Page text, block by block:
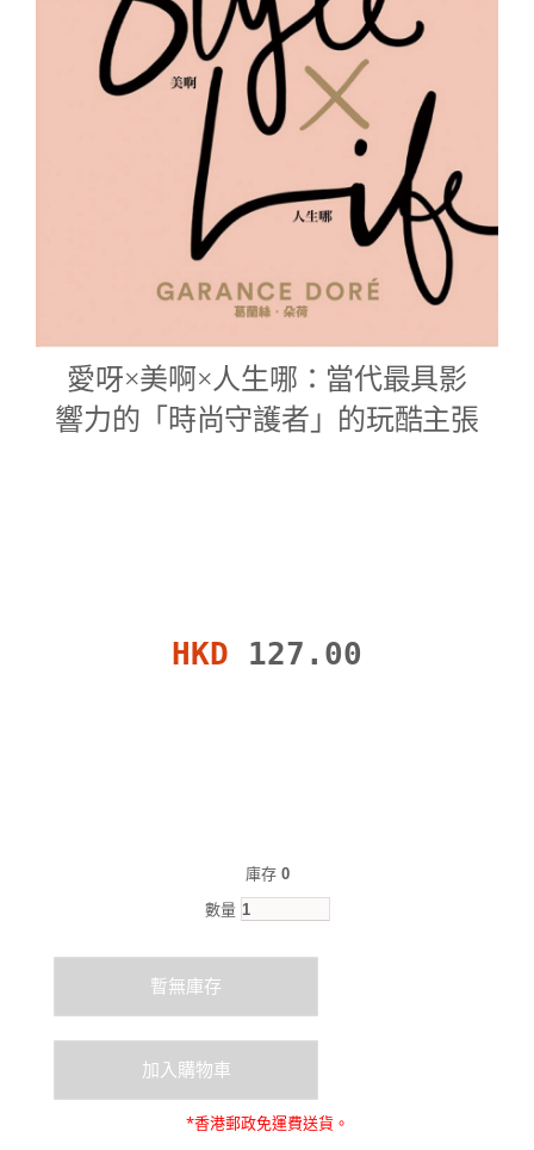
愛呀×美啊×人生哪：當代最具影
響力的「時尚守護者」的玩酷主張
HKD 127.00
庫存 0
數量
*香港郵政免運費送貨。